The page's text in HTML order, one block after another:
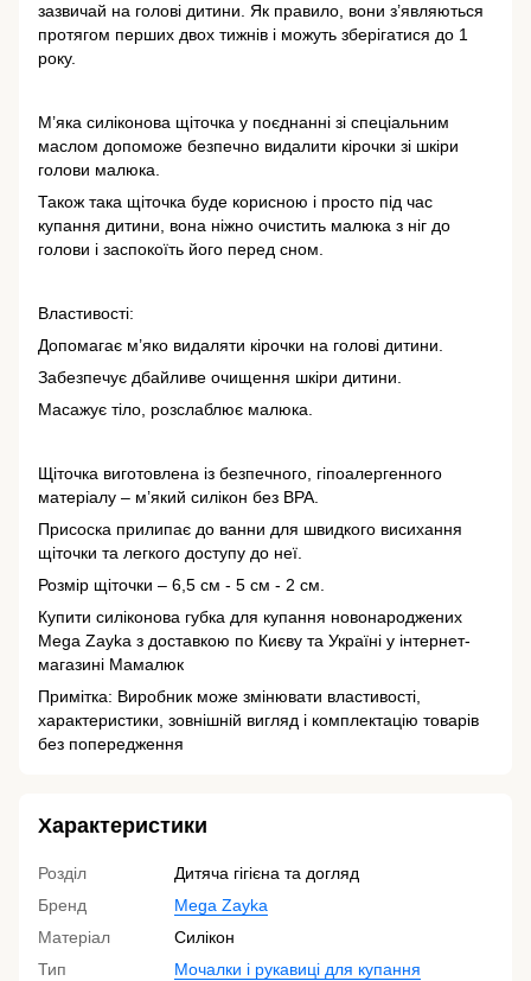
зазвичай на голові дитини. Як правило, вони з’являються
протягом перших двох тижнів і можуть зберігатися до 1
року.
М’яка силіконова щіточка у поєднанні зі спеціальним
маслом допоможе безпечно видалити кірочки зі шкіри
голови малюка.
Також така щіточка буде корисною і просто під час
купання дитини, вона ніжно очистить малюка з ніг до
голови і заспокоїть його перед сном.
Властивості:
Допомагає м’яко видаляти кірочки на голові дитини.
Забезпечує дбайливе очищення шкіри дитини.
Масажує тіло, розслаблює малюка.
Щіточка виготовлена із безпечного, гіпоалергенного
матеріалу – м’який силікон без BPA.
Присоска прилипає до ванни для швидкого висихання
щіточки та легкого доступу до неї.
Розмір щіточки – 6,5 см - 5 см - 2 см.
Купити силіконова губка для купання новонароджених
Mega Zayka з доставкою по Києву та Україні у інтернет-
магазині Мамалюк
Примітка: Виробник може змінювати властивості,
характеристики, зовнішній вигляд і комплектацію товарів
без попередження
Характеристики
Розділ
Дитяча гігієна та догляд
Бренд
Mega Zayka
Матеріал
Силікон
Тип
Мочалки і рукавиці для купання